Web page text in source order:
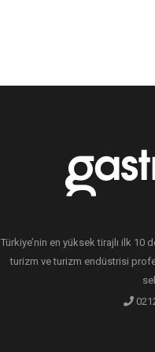
Türkiye’nin en yüksek tirajlı ilk 10
turizm ve turizm endüstrisi